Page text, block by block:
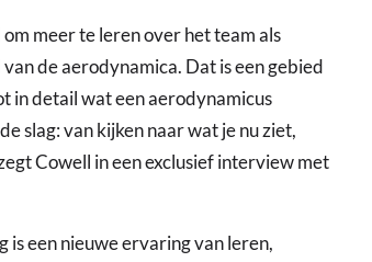
meer te leren over het team als
de aerodynamica. Dat is een gebied
in detail wat een aerodynamicus
slag: van kijken naar wat je nu ziet,
Cowell in een exclusief interview met
een nieuwe ervaring van leren,